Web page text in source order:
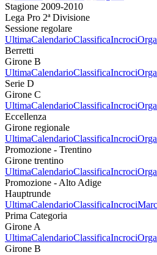
Stagione 2009-2010
Lega Pro 2ª Divisione
Sessione regolare
UltimaCalendarioClassificaIncroci
Berretti
Girone B
UltimaCalendarioClassificaIncroci
Serie D
Girone C
UltimaCalendarioClassificaIncroci
Eccellenza
Girone regionale
UltimaCalendarioClassificaIncroci
Promozione - Trentino
Girone trentino
UltimaCalendarioClassificaIncroci
Promozione - Alto Adige
Hauptrunde
UltimaCalendarioClassificaIncroci
Prima Categoria
Girone A
UltimaCalendarioClassificaIncroci
Girone B